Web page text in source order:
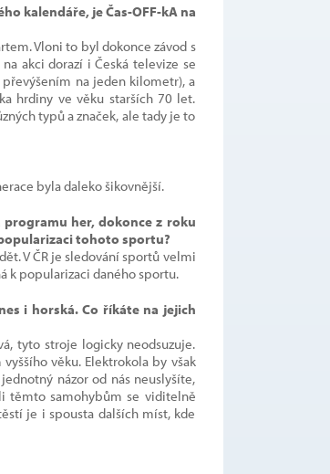
kalendáře, je Čas-OFF-kA na
Vloni to byl dokonce závod s
akci dorazí i Česká televize se
na jeden kilometr), a
hrdiny ve věku starších 70 let.
typů a značek, ale tady je to
byla daleko šikovnější.
her, dokonce z roku
tohoto sportu?
V ČR je sledování sportů velmi
k popularizaci daného sportu.
i horská. Co říkáte na jejich
tyto stroje logicky neodsuzuje.
věku. Elektrokola by však
názor od nás neuslyšíte,
těmto samohybům se viditelně
je i spousta dalších míst, kde